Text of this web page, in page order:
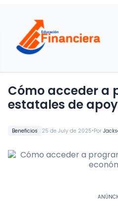
Beneficios 25 de July de 2025•Por
Cómo acceder a
estatales de